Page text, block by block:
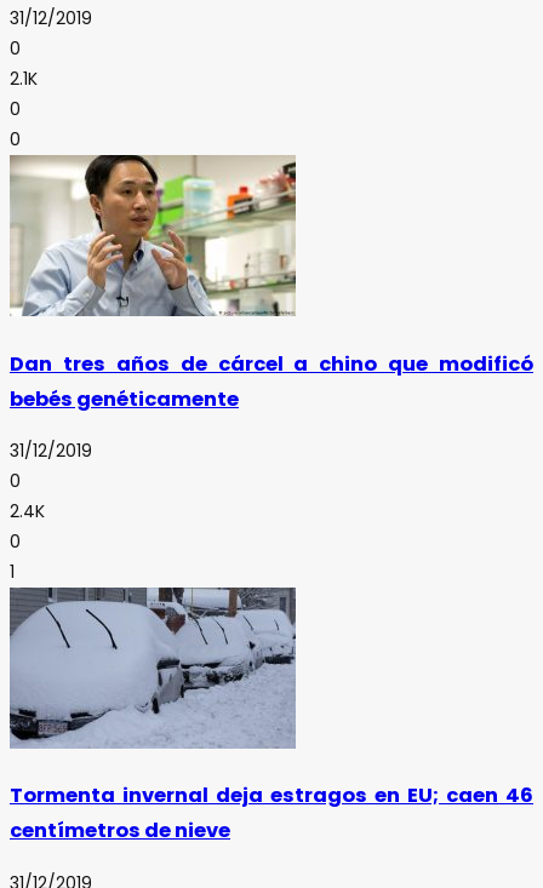
31/12/2019
0
2.1K
0
0
Dan tres años de cárcel a chino que modificó
bebés genéticamente
31/12/2019
0
2.4K
0
1
Tormenta invernal deja estragos en EU; caen 46
centímetros de nieve
31/12/2019